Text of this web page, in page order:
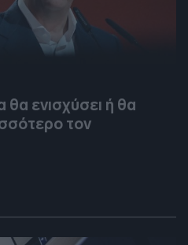
θα ενισχύσει ή θα
τον